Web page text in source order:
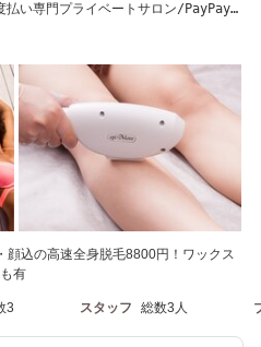
い専門プライベートサロン/PayPayご
込の高速全身脱毛8800円！ワックス
有
3 スタッフ 総数3人